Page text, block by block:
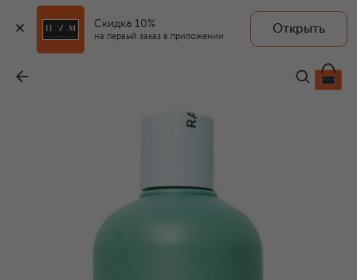
Скидка 10%
на первый заказ в приложении
Открыть
RATED GREEN
4 500 ₽